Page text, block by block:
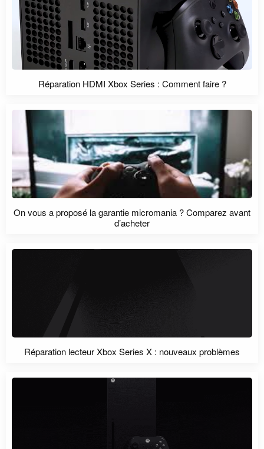
Réparation HDMI Xbox Series : Comment faire ?
On vous a proposé la garantie micromania ? Comparez avant
d’acheter
Réparation lecteur Xbox Series X : nouveaux problèmes